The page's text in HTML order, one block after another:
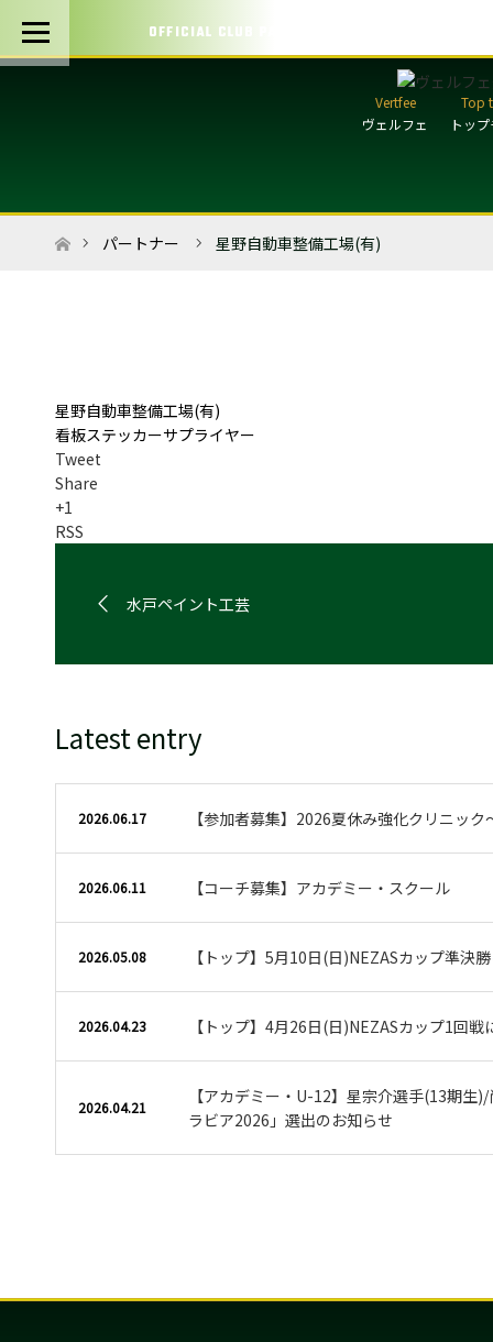
OFFICIAL CLUB PARTNERS
ヴェルフェ トッ
ホームパートナー 星野自動車整備工場(有)
星野自動車整備工場(有)
看板ステッカーサプライヤー
Tweet
Share
+1
RSS
水戸ペイント工芸
Latest entry
2026.06.17 【参加者募集】2026夏休み強化クリニッ
2026.06.11 【コーチ募集】アカデミー・スクール
2026.05.08 【トップ】5月10日(日)NEZASカップ準決
2026.04.23 【トップ】4月26日(日)NEZASカップ1回戦
2026.04.21
【アカデミー・U-12】星宗介選手(13期生
ラビア2026」選出のお知らせ